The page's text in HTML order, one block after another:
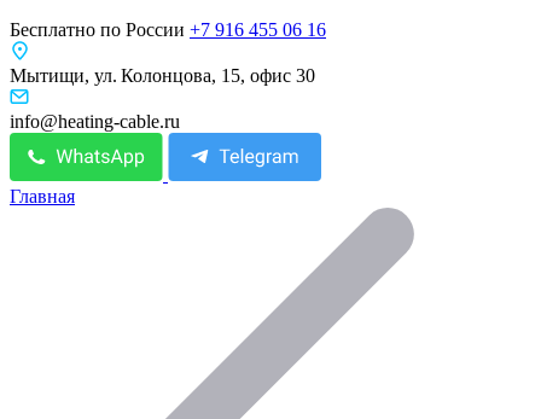
Бесплатно по России +7 916 455 06 16
Мытищи, ул. Колонцова, 15, офис 30
info@heating-cable.ru
Главная